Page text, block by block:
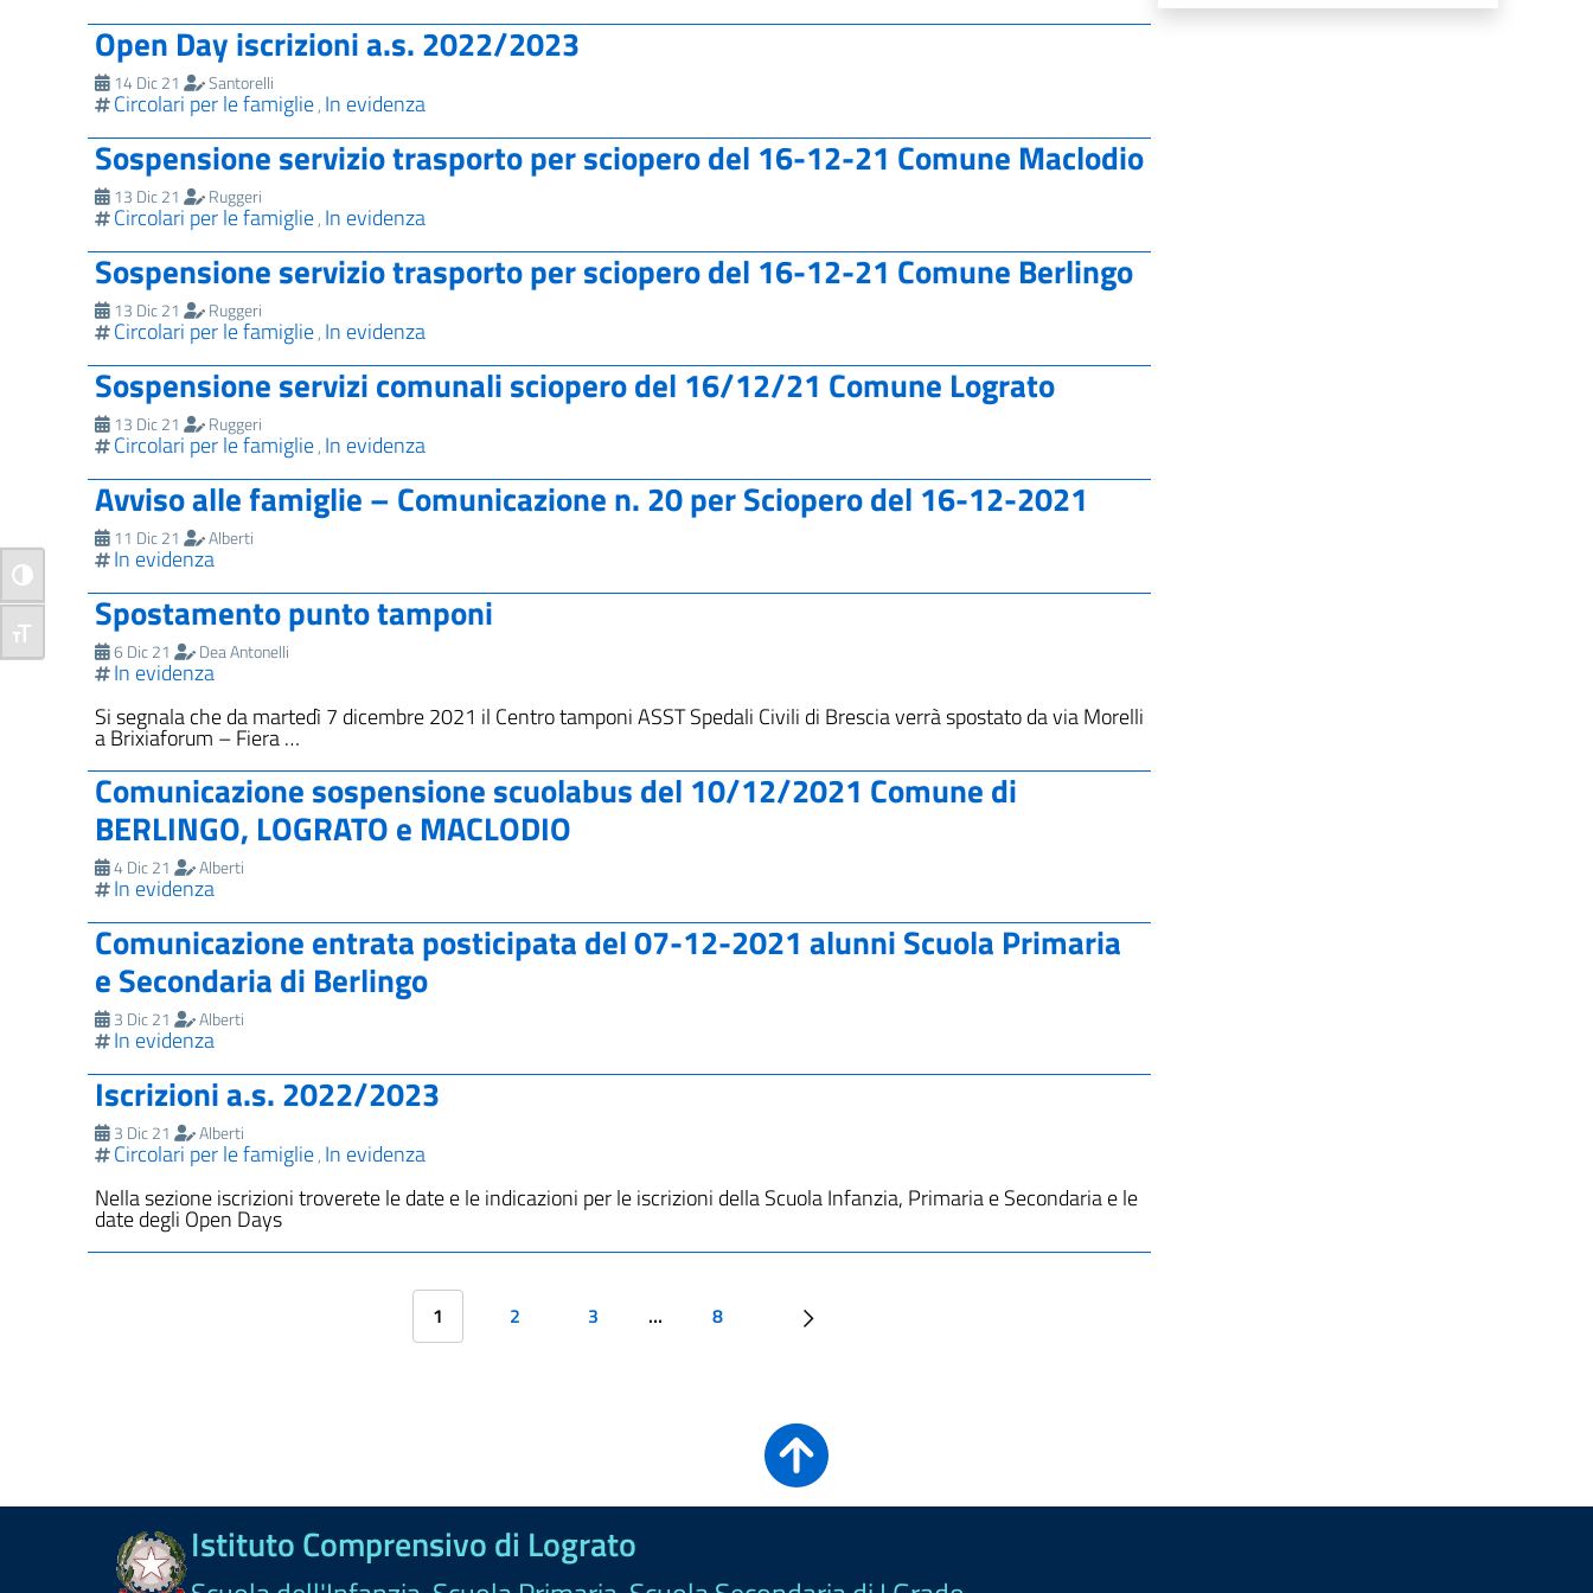
Attiva/disattiva alto contrasto
Attiva/disattiva dimensione testo
Open Day iscrizioni a.s. 2022/2023
14 Dic 21 Santorelli
Circolari per le famiglie, In evidenza
Sospensione servizio trasporto per sciopero del 16-12-21 Comune Maclodio
13 Dic 21 Ruggeri
Circolari per le famiglie, In evidenza
Sospensione servizio trasporto per sciopero del 16-12-21 Comune Berlingo
13 Dic 21 Ruggeri
Circolari per le famiglie, In evidenza
Sospensione servizi comunali sciopero del 16/12/21 Comune Lograto
13 Dic 21 Ruggeri
Circolari per le famiglie, In evidenza
Avviso alle famiglie – Comunicazione n. 20 per Sciopero del 16-12-2021
11 Dic 21 Alberti
In evidenza
Spostamento punto tamponi
6 Dic 21 Dea Antonelli
In evidenza
Si segnala che da martedì 7 dicembre 2021 il Centro tamponi ASST Spedali Civili di Brescia verrà spostato da via Morelli
a Brixiaforum – Fiera …
Comunicazione sospensione scuolabus del 10/12/2021 Comune di
BERLINGO, LOGRATO e MACLODIO
4 Dic 21 Alberti
In evidenza
Comunicazione entrata posticipata del 07-12-2021 alunni Scuola Primaria
e Secondaria di Berlingo
3 Dic 21 Alberti
In evidenza
Iscrizioni a.s. 2022/2023
3 Dic 21 Alberti
Circolari per le famiglie, In evidenza
Nella sezione iscrizioni troverete le date e le indicazioni per le iscrizioni della Scuola Infanzia, Primaria e Secondaria e le
date degli Open Days
1 2 3 … 8
Istituto Comprensivo di Lograto